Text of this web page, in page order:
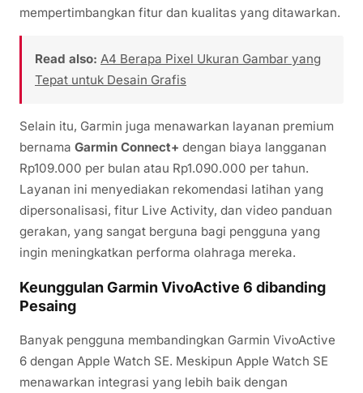
mempertimbangkan fitur dan kualitas yang ditawarkan.
Read also: A4 Berapa Pixel Ukuran Gambar yang
Tepat untuk Desain Grafis
Selain itu, Garmin juga menawarkan layanan premium
bernama Garmin Connect+ dengan biaya langganan
Rp109.000 per bulan atau Rp1.090.000 per tahun.
Layanan ini menyediakan rekomendasi latihan yang
dipersonalisasi, fitur Live Activity, dan video panduan
gerakan, yang sangat berguna bagi pengguna yang
ingin meningkatkan performa olahraga mereka.
Keunggulan Garmin VivoActive 6 dibanding
Pesaing
Banyak pengguna membandingkan Garmin VivoActive
6 dengan Apple Watch SE. Meskipun Apple Watch SE
menawarkan integrasi yang lebih baik dengan